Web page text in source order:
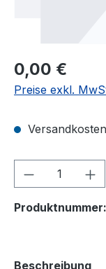
0,00 €
Preise exkl.
Produkt
Produktnummer:
Beschreibung